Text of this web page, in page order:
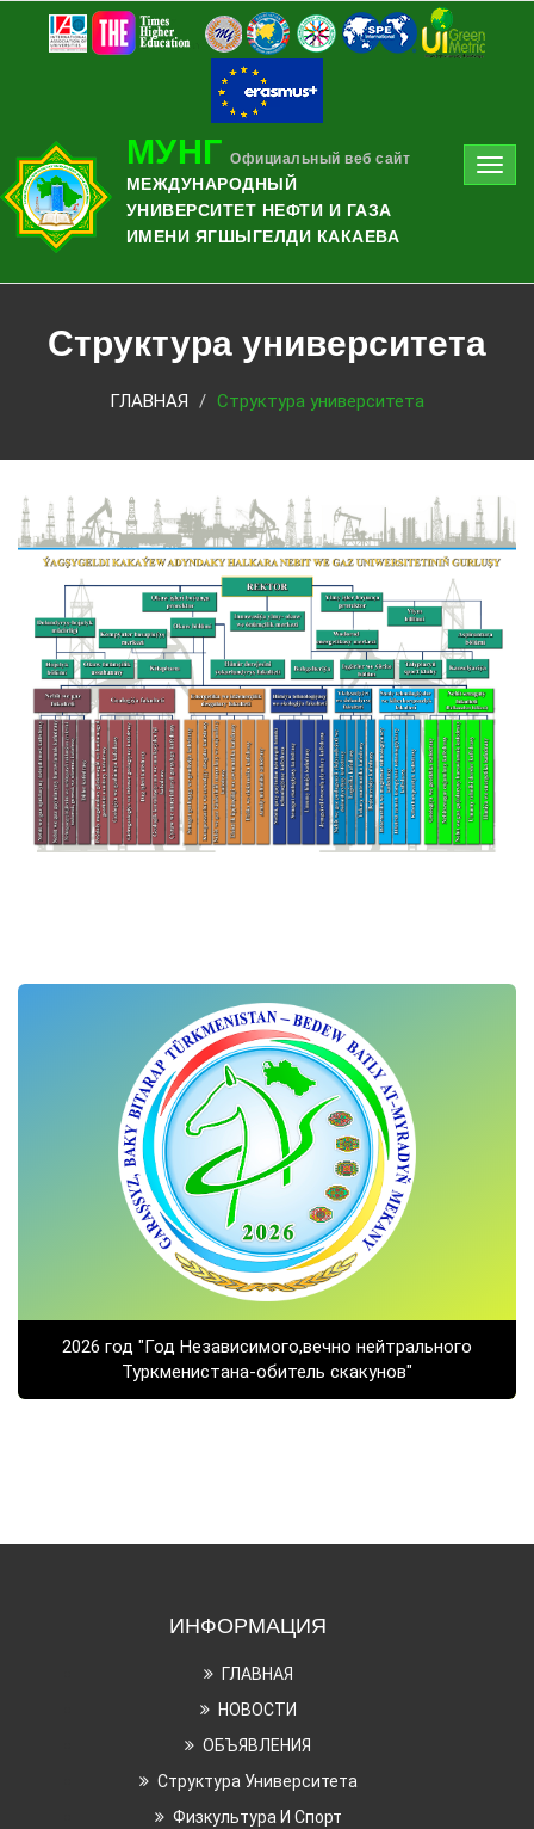
МУНГ Официальный веб сайт
МЕЖДУНАРОДНЫЙ
УНИВЕРСИТЕТ НЕФТИ И ГАЗА
ИМЕНИ ЯГШЫГЕЛДИ КАКАЕВА
Структура университета
ГЛАВНАЯ Структура университета
2026 год "Год Независимого,вечно нейтрального
Туркменистана-обитель скакунов"
ИНФОРМАЦИЯ
ГЛАВНАЯ
НОВОСТИ
ОБЪЯВЛЕНИЯ
Структура Университета
Физкультура И Спорт